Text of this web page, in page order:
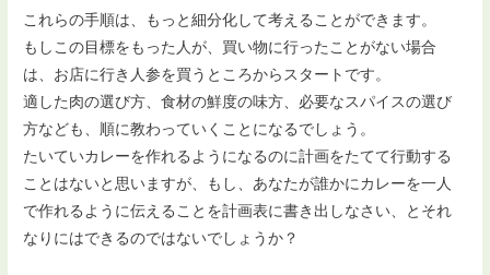
これらの手順は、もっと細分化して考えることができます。
もしこの目標をもった人が、買い物に行ったことがない場合
は、お店に行き人参を買うところからスタートです。
適した肉の選び方、食材の鮮度の味方、必要なスパイスの選び
方なども、順に教わっていくことになるでしょう。
たいていカレーを作れるようになるのに計画をたてて行動する
ことはないと思いますが、もし、あなたが誰かにカレーを一人
で作れるように伝えることを計画表に書き出しなさい、とそれ
なりにはできるのではないでしょうか？